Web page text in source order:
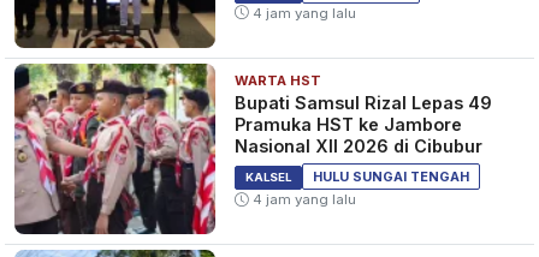
Konser Online SMTOWN LIVE
“Culture Humanity” Disaksikan
Jutaan Orang dari 186 Negara
INFOTAINMENT 5 tahun yang lalu
4 jam yang lalu
WARTA HST
Bupati Samsul Rizal Lepas 49
Pramuka HST ke Jambore
Nasional XII 2026 di Cibubur
KALSEL
HULU SUNGAI TENGAH
4 jam yang lalu